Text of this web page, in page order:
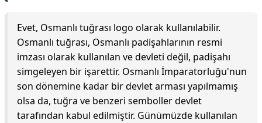
Evet, Osmanlı tuğrası logo olarak kullanılabilir.
Osmanlı tuğrası, Osmanlı padişahlarının resmi
imzası olarak kullanılan ve devleti değil, padişahı
simgeleyen bir işarettir. Osmanlı İmparatorluğu'nun
son dönemine kadar bir devlet arması yapılmamış
olsa da, tuğra ve benzeri semboller devlet
tarafından kabul edilmiştir. Günümüzde kullanılan